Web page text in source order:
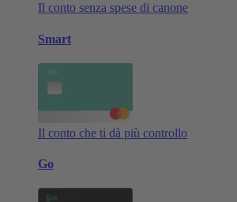
Il conto senza spese di canone
Smart
Il conto che ti dà più controllo
Go